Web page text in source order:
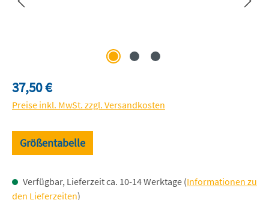
Regulärer Preis:
37,50 €
Preise inkl. MwSt. zzgl. Versandkosten
Größentabelle
Verfügbar, Lieferzeit ca. 10-14 Werktage (Informationen zu
den Lieferzeiten)